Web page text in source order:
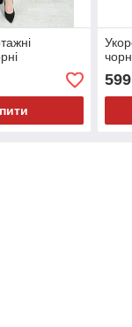
599